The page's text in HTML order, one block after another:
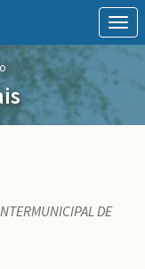
DE